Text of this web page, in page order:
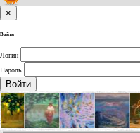
×
Войти
Логин
Пароль
Войти